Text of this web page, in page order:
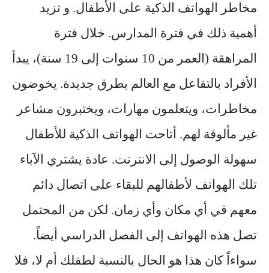
مخاطر الهواتف الذكية على الأطفال. و تزيد
أهمية ذلك في فترة المدارس. خلال فترة
المراهقة
(العمر من 10 سنوات إلى 19 سنة)، يبدأ
الأفراد بالتفاعل مع العالم بطرق جديدة. يخوضون
مخاطرات، ويتعلمون مهارات، ويختبرون مشاعر
غير مألوفة لهم. أتاحت الهواتف الذكية للأطفال
سهولة الوصول إلى الانترنت. عادة يشتري الآباء
تلك الهواتف لأطفالهم للبقاء على اتصال دائم
معهم في أي مكان وأي زمان. لكن من المحتمل
تصل هذه الهواتف إلى الفصل الدراسي أيضاً.
سواءاً كان هذا هو الحال بالنسبة لطفلك أم لا، فلا